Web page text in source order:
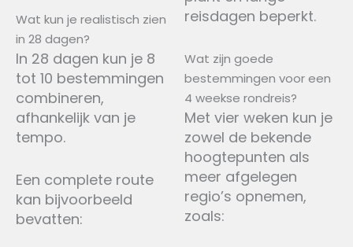
Wat kun je realistisch zien
in 28 dagen?
In 28 dagen kun je 8
tot 10 bestemmingen
combineren,
afhankelijk van je
tempo.
Een complete route
kan bijvoorbeeld
bevatten:
reisdagen beperkt.
Wat zijn goede
bestemmingen voor een
4 weekse rondreis?
Met vier weken kun je
zowel de bekende
hoogtepunten als
meer afgelegen
regio’s opnemen,
zoals: